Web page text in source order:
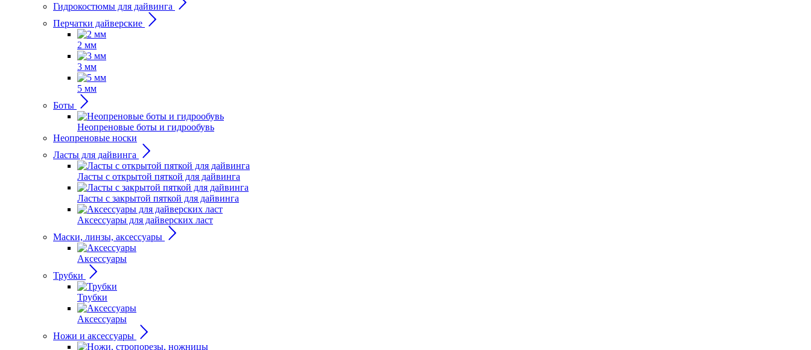
Гидрокостюмы для дайвинга
Перчатки дайверские
2 мм
3 мм
5 мм
Боты
Неопреновые боты и гидрообувь
Неопреновые носки
Ласты для дайвинга
Ласты с открытой пяткой для дайвинга
Ласты с закрытой пяткой для дайвинга
Аксессуары для дайверских ласт
Маски, линзы, аксессуары
Аксессуары
Трубки
Трубки
Аксессуары
Ножи и аксессуары